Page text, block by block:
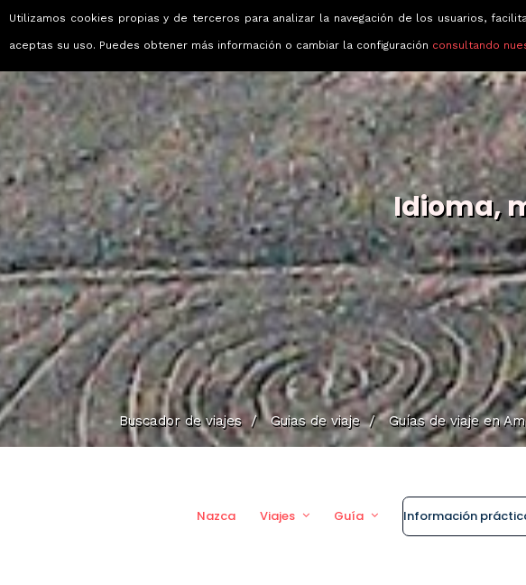
Viajes que emocionan
Idioma,
Buscador de viajes / Guias de viaje / Guías de viaje en
Nazca Viajes Guía Información
Utilizamos cookies propias y de terceros para analizar la navegación de los usuarios,
aceptas su uso. Puedes obtener más información o cambiar la configuración consultando